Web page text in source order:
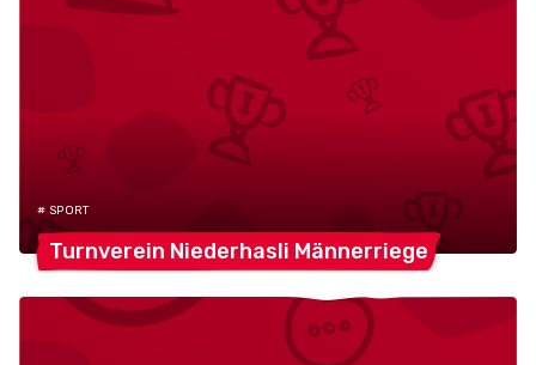
# SPORT
Turnverein Niederhasli Männerriege